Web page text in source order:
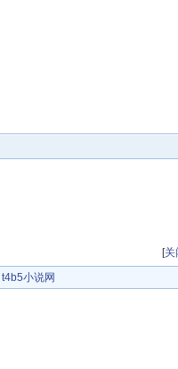
[关
t4b5小说网